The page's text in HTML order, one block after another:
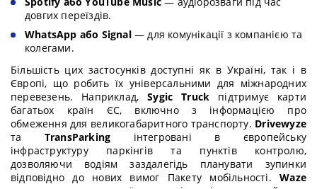
довгих переїздів.
WhatsApp або Signal— для комунікації з компанією та
колегами.
Більшість цих застосунків доступні як в Україні, так і в
Європі, що робить їх універсальними для міжнародних
перевезень. Наприклад,Sygic Truck підтримує карти
багатьох країн ЄС, включно з інформацією про
обмеження для великогабаритного транспорту. Drivewyze
та TransParking інтегровані в європейську
інфраструктуру паркінгів та пунктів контролю,
дозволяючи водіям заздалегідь планувати зупинки
відповідно до нових вимог Пакету мобільності.Waze